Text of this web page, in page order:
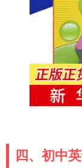
四、初中